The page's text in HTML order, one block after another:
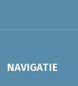
NAVIGATIE